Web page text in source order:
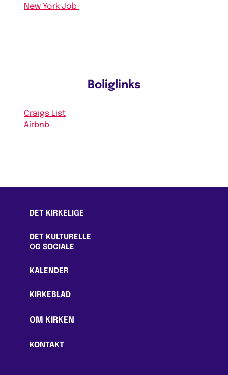
New York Job
Boliglinks
Craigs List
Airbnb
DET KIRKELIGE
DET KULTURELLE
OG SOCIALE
KALENDER
KIRKEBLAD
OM KIRKEN
KONTAKT